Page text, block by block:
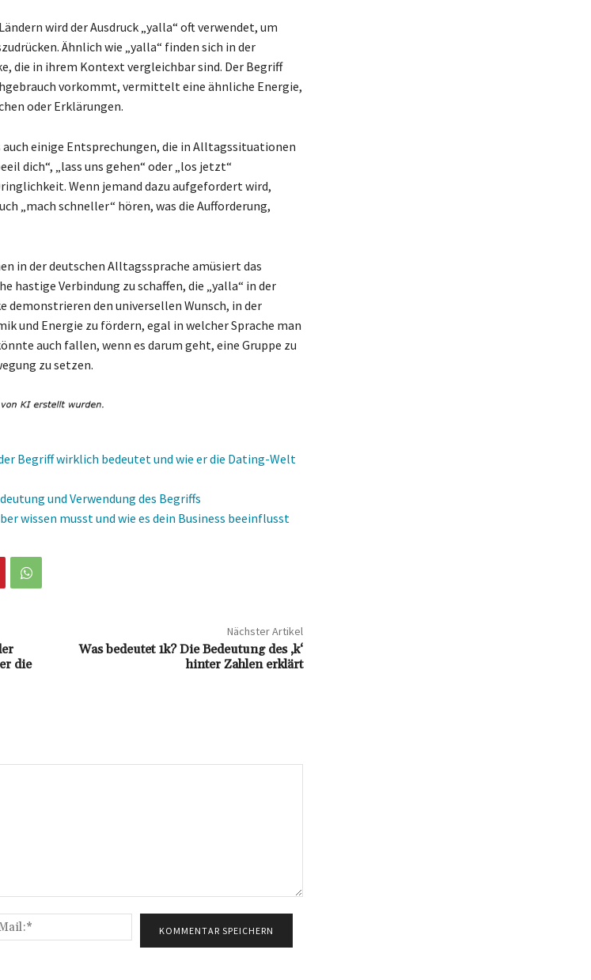
wird der Ausdruck „yalla“ oft verwendet, um
Ähnlich wie „yalla“ finden sich in der
die in ihrem Kontext vergleichbar sind. Der Begriff
vorkommt, vermittelt eine ähnliche Energie,
oder Erklärungen.
einige Entsprechungen, die in Alltagssituationen
dich“, „lass uns gehen“ oder „los jetzt“
Wenn jemand dazu aufgefordert wird,
„mach schneller“ hören, was die Aufforderung,
in der deutschen Alltagssprache amüsiert das
hastige Verbindung zu schaffen, die „yalla“ in der
demonstrieren den universellen Wunsch, in der
und Energie zu fördern, egal in welcher Sprache man
auch fallen, wenn es darum geht, eine Gruppe zu
zu setzen.
Begriff wirklich bedeutet und wie er die Dating-Welt
und Verwendung des Begriffs
wissen musst und wie es dein Business beeinflusst
die
Nächster Artikel
Was bedeutet 1k? Die Bedeutung des ‚k‘
hinter Zahlen erklärt
Mail:*